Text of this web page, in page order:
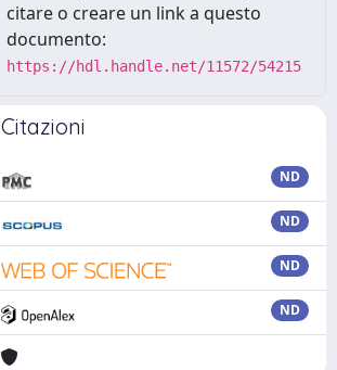
citare o creare un link a questo
documento:
https://hdl.handle.net/11572/54215
Citazioni
ND
ND
ND
ND